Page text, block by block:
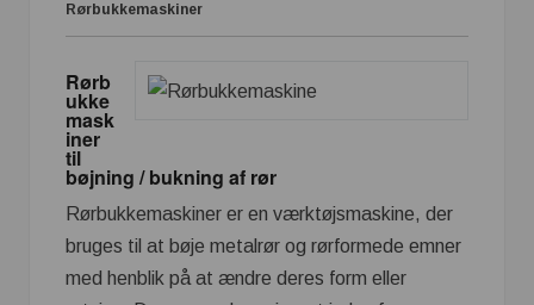
Rørbukkemaskiner
Rørb
ukke
mask
iner
til
bøjning / bukning af rør
Rørbukkemaskiner er en værktøjsmaskine, der
bruges til at bøje metalrør og rørformede emner
med henblik på at ændre deres form eller